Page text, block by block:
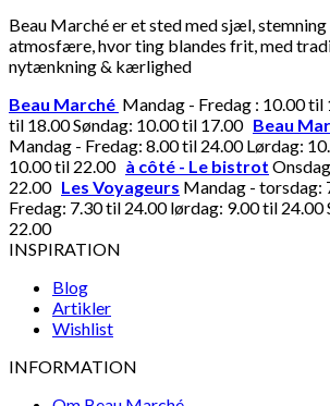
Beau Marché er et sted med sjæl,
atmosfære, hvor ting blandes frit, med
nytænkning & kærlighed
Beau Marché Mandag - Fredag : 10.00 til
til 18.00 Søndag: 10.00 til 17.00 Beau
Mandag - Fredag: 8.00 til 24.00 Lørdag:
10.00 til 22.00 à côté - Le bistrot
22.00 Les Voyageurs Mandag - torsdag:
Fredag: 7.30 til 24.00 lørdag: 9.00 til 24.00
22.00
INSPIRATION
Blog
Artikler
Wishlist
INFORMATION